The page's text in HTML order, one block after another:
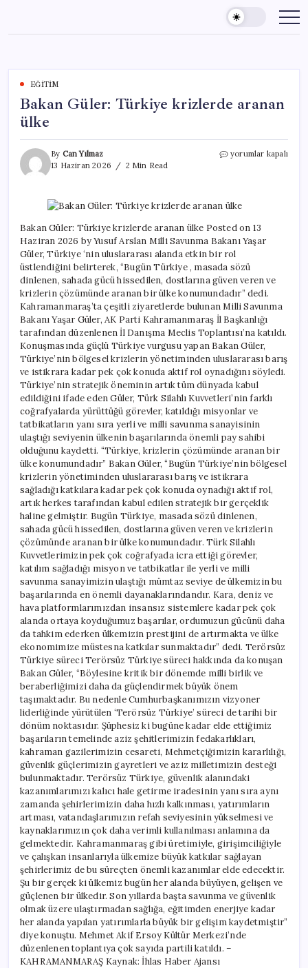
content
EĞITIM
Bakan Güler: Türkiye krizlerde aranan
ülke
By Can Yılmaz
13 Haziran 2026
2 Min Read
Bakan
aranan
ülke
için
yorumlar kapalı
Bakan Güler: Türkiye krizlerde aranan ülke Posted on 13
Haziran 2026 by Yusuf Arslan Milli Savunma Bakanı Yaşar
Güler, Türkiye ‘nin uluslararası alanda etkin bir rol
üstlendiğini belirterek, “Bugün Türkiye , masada sözü
dinlenen, sahada gücü hissedilen, dostlarına güven veren ve
krizlerin çözümünde aranan bir ülke konumundadır” dedi.
Kahramanmaraş’ta çeşitli ziyaretlerde bulunan Milli Savunma
Bakanı Yaşar Güler, AK Parti Kahramanmaraş İl Başkanlığı
tarafından düzenlenen İl Danışma Meclis Toplantısı’na katıldı.
Konuşmasında güçlü Türkiye vurgusu yapan Bakan Güler,
Türkiye’nin bölgesel krizlerin yönetiminden uluslararası barış
ve istikrara kadar pek çok konuda aktif rol oynadığını söyledi.
Türkiye’nin stratejik öneminin artık tüm dünyada kabul
edildiğini ifade eden Güler, Türk Silahlı Kuvvetleri’nin farklı
coğrafyalarda yürüttüğü görevler, katıldığı misyonlar ve
tatbikatların yanı sıra yerli ve milli savunma sanayisinin
ulaştığı seviyenin ülkenin başarılarında önemli pay sahibi
olduğunu kaydetti. “Türkiye, krizlerin çözümünde aranan bir
ülke konumundadır” Bakan Güler, “Bugün Türkiye’nin bölgesel
krizlerin yönetiminden uluslararası barış ve istikrara
sağladığı katkılara kadar pek çok konuda oynadığı aktif rol,
artık herkes tarafından kabul edilen stratejik bir gerçeklik
haline gelmiştir. Bugün Türkiye, masada sözü dinlenen,
sahada gücü hissedilen, dostlarına güven veren ve krizlerin
çözümünde aranan bir ülke konumundadır. Türk Silahlı
Kuvvetlerimizin pek çok coğrafyada icra ettiği görevler,
katılım sağladığı misyon ve tatbikatlar ile yerli ve milli
savunma sanayimizin ulaştığı mümtaz seviye de ülkemizin bu
başarılarında en önemli dayanaklarındandır. Kara, deniz ve
hava platformlarımızdan insansız sistemlere kadar pek çok
alanda ortaya koyduğumuz başarılar, ordumuzun gücünü daha
da tahkim ederken ülkemizin prestijini de artırmakta ve ülke
ekonomimize müstesna katkılar sunmaktadır” dedi. Terörsüz
Türkiye süreci Terörsüz Türkiye süreci hakkında da konuşan
Bakan Güler, “Böylesine kritik bir dönemde milli birlik ve
beraberliğimizi daha da güçlendirmek büyük önem
taşımaktadır. Bu nedenle Cumhurbaşkanımızın vizyoner
liderliğinde yürütülen ‘Terörsüz Türkiye’ süreci de tarihi bir
dönüm noktasıdır. Şüphesiz ki bugüne kadar elde ettiğimiz
başarıların temelinde aziz şehitlerimizin fedakarlıkları,
kahraman gazilerimizin cesareti, Mehmetçiğimizin kararlılığı,
güvenlik güçlerimizin gayretleri ve aziz milletimizin desteği
bulunmaktadır. Terörsüz Türkiye, güvenlik alanındaki
kazanımlarımızı kalıcı hale getirme iradesinin yanı sıra aynı
zamanda şehirlerimizin daha hızlı kalkınması, yatırımların
artması, vatandaşlarımızın refah seviyesinin yükselmesi ve
kaynaklarımızın çok daha verimli kullanılması anlamına da
gelmektedir. Kahramanmaraş gibi üretimiyle, girişimciliğiyle
ve çalışkan insanlarıyla ülkemize büyük katkılar sağlayan
şehirlerimiz de bu süreçten önemli kazanımlar elde edecektir.
Şu bir gerçek ki ülkemiz bugün her alanda büyüyen, gelişen ve
güçlenen bir ülkedir. Son yıllarda başta savunma ve güvenlik
olmak üzere ulaştırmadan sağlığa, eğitimden enerjiye kadar
her alanda yapılan yatırımlarla büyük bir gelişim kaydetmiştir”
diye konuştu. Mehmet Akif Ersoy Kültür Merkezi’nde
düzenlenen toplantıya çok sayıda partili katıldı. –
KAHRAMANMARAŞ Kaynak: İhlas Haber Ajansı